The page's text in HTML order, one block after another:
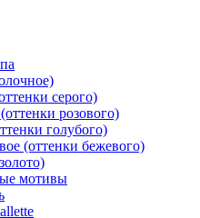
серого)
розового)
голубого)
(оттенки бежевого)
мотивы